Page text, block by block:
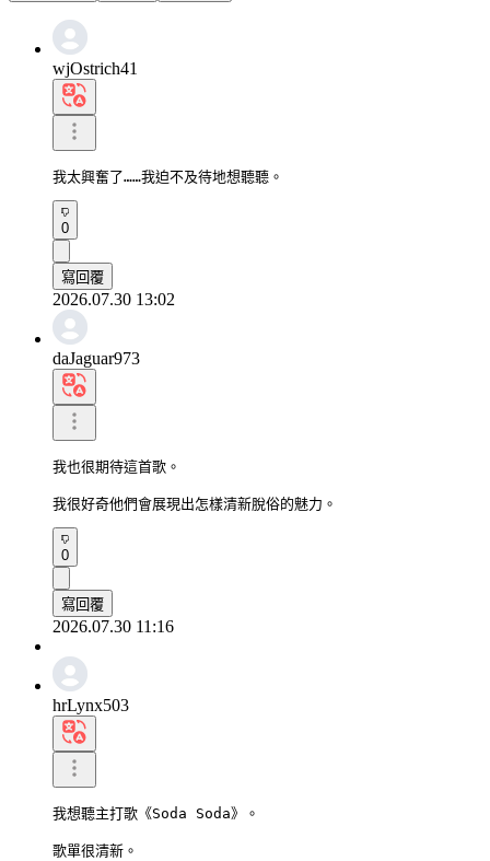
wjOstrich41
我太興奮了……我迫不及待地想聽聽。
0
寫回覆
2026.07.30 13:02
daJaguar973
我也很期待這首歌。
我很好奇他們會展現出怎樣清新脫俗的魅力。
0
寫回覆
2026.07.30 11:16
hrLynx503
我想聽主打歌《Soda Soda》。
歌單很清新。